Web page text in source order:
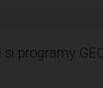
programy